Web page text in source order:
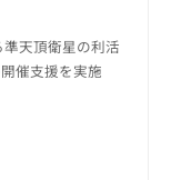
天頂衛星の利活
催支援を実施